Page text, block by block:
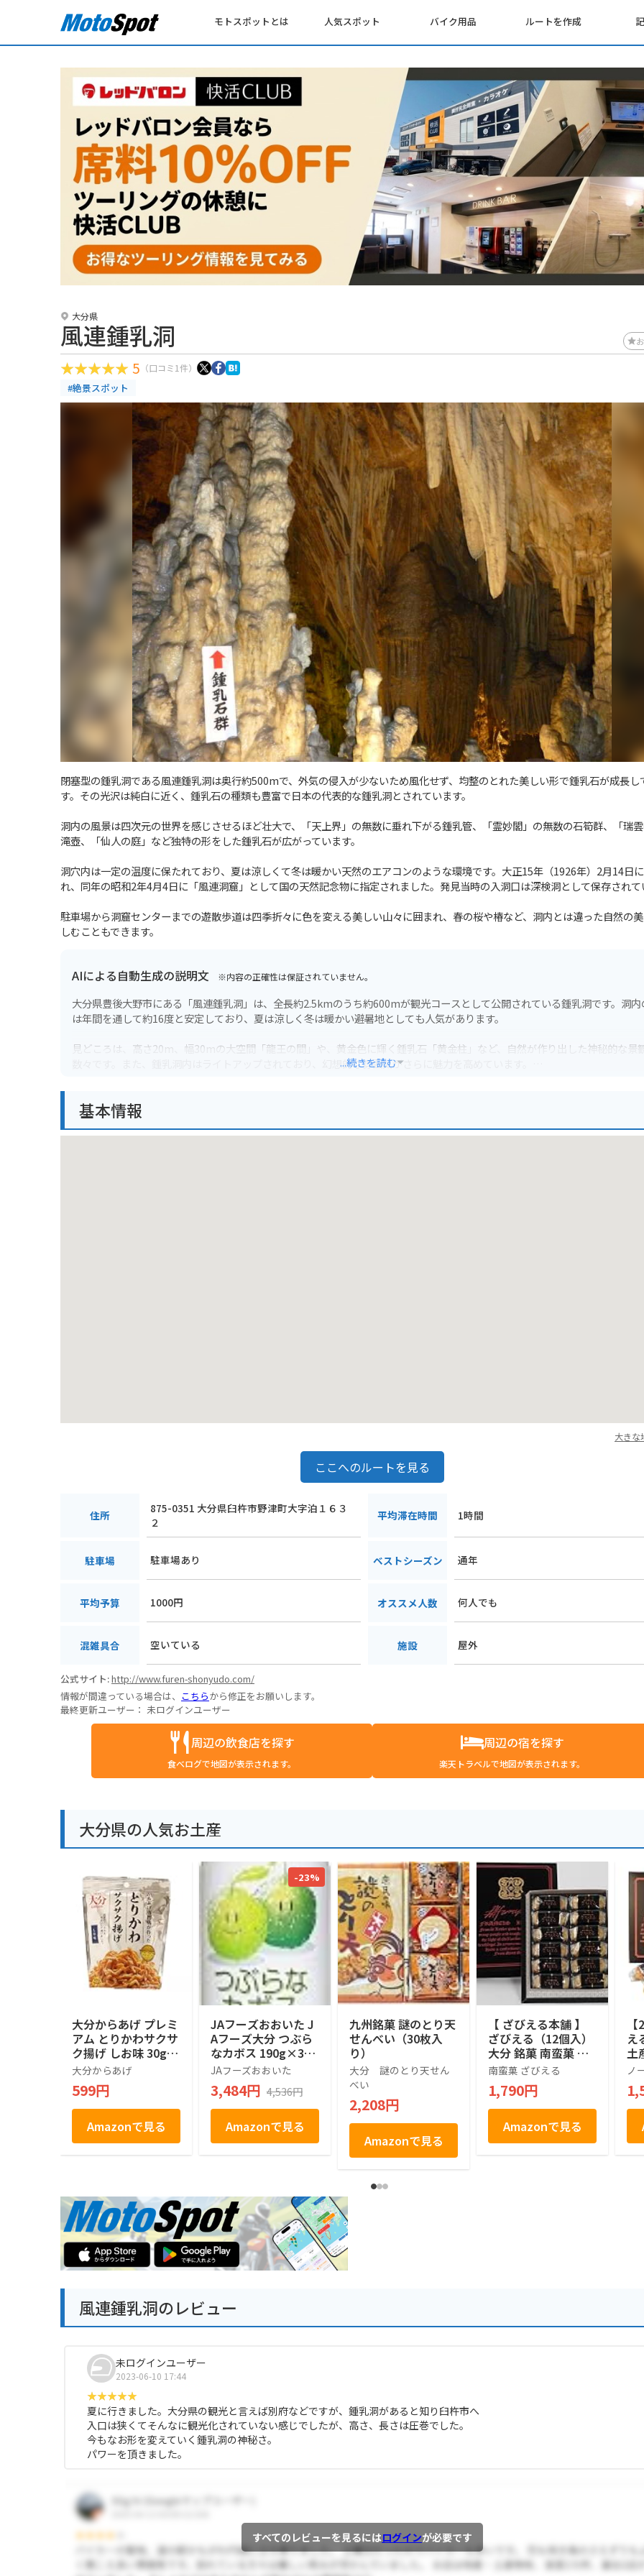
モトスポットとは 人気スポット バイク用品 ルートを作成
大分県
風連鍾乳洞
5 （口コミ1件）
#絶景スポット
閉塞型の鍾乳洞である風連鍾乳洞は奥行約500mで、外気の侵入が少ないため風化せず、均整のとれた美しい形で鍾乳石が成長し
す。その光沢は純白に近く、鍾乳石の種類も豊富で日本の代表的な鍾乳洞とされています。
洞内の風景は四次元の世界を感じさせるほど壮大で、「天上界」の無数に垂れ下がる鍾乳管、「霊妙閣」の無数の石筍群、「瑞
滝壺、「仙人の庭」など独特の形をした鍾乳石が広がっています。
洞穴内は一定の温度に保たれており、夏は涼しくて冬は暖かい天然のエアコンのような環境です。大正15年（1926年）2月14日
れ、同年の昭和2年4月4日に「風連洞窟」として国の天然記念物に指定されました。発見当時の入洞口は深検洞として保存されて
駐車場から洞窟センターまでの遊散歩道は四季折々に色を変える美しい山々に囲まれ、春の桜や椿など、洞内とは違った自然の
しむこともできます。
AIによる自動生成の説明文 ※内容の正確性は保証されていません。
大分県豊後大野市にある「風連鍾乳洞」は、全長約2.5kmのうち約600mが観光コースとして公開されている鍾乳洞です。洞内
は年間を通して約16度と安定しており、夏は涼しく冬は暖かい避暑地としても人気があります。
見どころは、高さ20m、幅30mの大空間「龍王の間」や、黄金色に輝く鍾乳石「黄金柱」など、自然が作り出した神秘的な景
数々です。また、鍾乳洞内はライトアップされており、幻想的な雰囲気がさらに魅力を高めています。
無料の駐車場と駐輪場が完備されています。
...続きを読む
基本情報
大きな
ここへのルートを見る
住所
875-0351 大分県臼杵市野津町大字泊１６３
２
平均滞在時間 1時間
駐車場 駐車場あり ベストシーズン 通年
平均予算 1000円 オススメ人数 何人でも
混雑具合 空いている 施設 屋外
公式サイト:http://www.furen-shonyudo.com/
情報が間違っている場合は、 こちらから修正をお願いします。
最終更新ユーザー： 未ログインユーザー
周辺の飲食店を探す
食べログで地図が表示されます。
周辺の宿を探す
楽天トラベルで地図が表示されます。
大分県の人気お土産
大分からあげ プレミ
アム とりかわサクサ
ク揚げ しお味 30g
おつまみ おやつ ス
ナック からあげ専門
店
大分からあげ
599円
Amazonで見る
-23%
JAフーズおおいた J
Aフーズ大分 つぶら
なカボス 190g×30
本
JAフーズおおいた
3,484円 4,536円
Amazonで見る
九州銘菓 謎のとり天
せんべい（30枚入
り）
大分 謎のとり天せん
べい
2,208円
Amazonで見る
【 ざびえる本舗 】
ざびえる（12個入）
大分 銘菓 南蛮菓 和
洋折衷菓子
南蛮菓 ざびえる
1,790円
Amazonで見る
え
土
ノ
風連鍾乳洞のレビュー
未ログインユーザー
2023-06-10 17:44
夏に行きました。大分県の観光と言えば別府などですが、鍾乳洞があると知り臼杵市へ
入口は狭くてそんなに観光化されていない感じでしたが、高さ、長さは圧巻でした。
今もなお形を変えていく鍾乳洞の神秘さ。
パワーを頂きました。
すべてのレビューを見るにはログインが必要です